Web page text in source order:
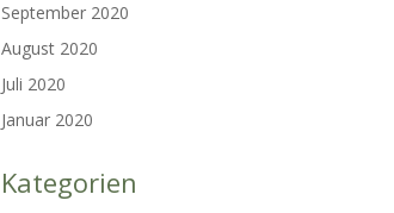
September 2020
August 2020
Juli 2020
Januar 2020
Kategorien